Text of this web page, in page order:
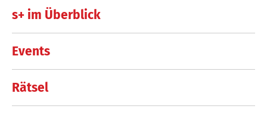
s+ im Überblick
Events
Rätsel